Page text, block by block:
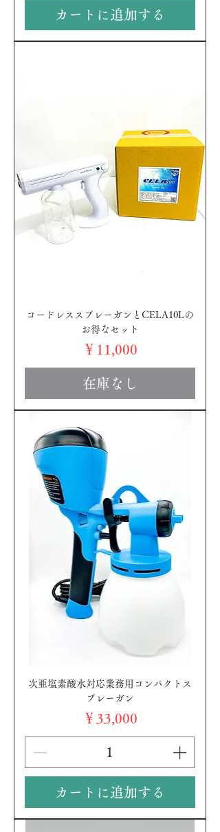
カートに追加する
コードレススプレーガンとCELA10Lの
お得なセット
価格
￥11,000
在庫なし
次亜塩素酸水対応業務用コンパクトス
プレーガン
価格
￥33,000
カートに追加する